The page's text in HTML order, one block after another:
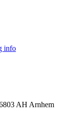
info
AH Arnhem